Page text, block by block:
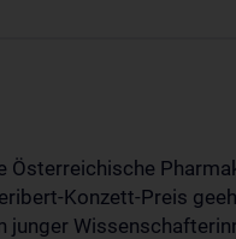
Österreichische
Konzett-Preis
junger